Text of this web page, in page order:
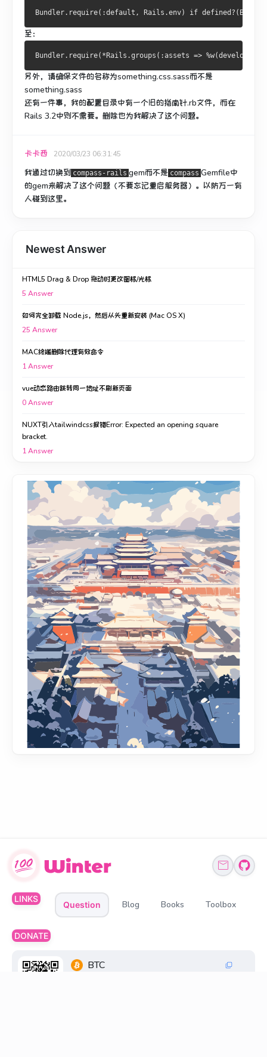
至：
另外，请确保文件的名称为something.css.sass而不是
something.sass
还有一件事，我的配置目录中有一个旧的指南针.rb文件，而在
Rails 3.2中则不需要。 删除也为我解决了这个问题。
卡卡西 2020/03/23 06:31:45
我通过切换到 compass-rails gem而不是 compass Gemfile中
的gem来解决了这个问题 （不要忘记重启服务器）。 以防万一有
人碰到这里。
Newest Answer
HTML5 Drag & Drop 拖动时更改图标/光标
5 Answer
如何完全卸载 Node.js，然后从头重新安装 (Mac OS X)
25 Answer
MAC终端删除代理有效命令
1Answer
vue动态路由跳转同一地址不刷新页面
0Answer
NUXT引入tailwindcss报错Error: Expected an opening square
bracket.
1Answer
LINKS
Question Blog Books Toolbox
DONATE
BTC